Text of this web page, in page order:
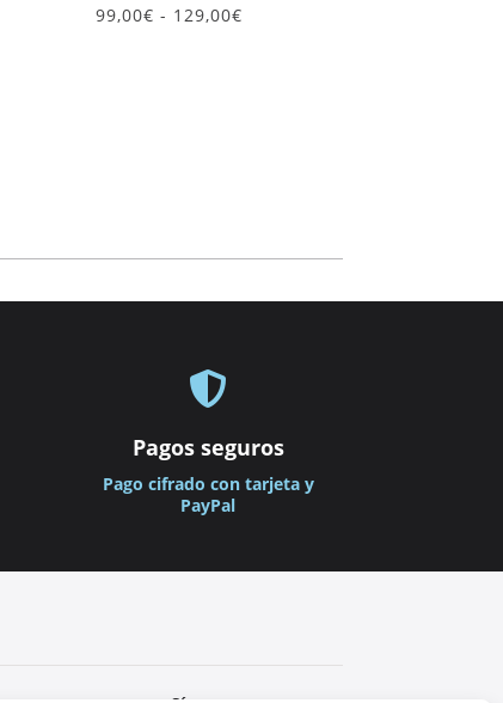
99,00€ - 129,00€Rango

Pagos seguros
Pago cifrado con tarjeta y
PayPal